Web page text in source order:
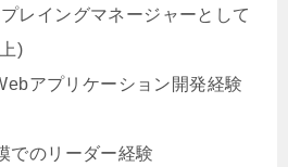
レイングマネージャーとして
)
アプリケーション開発経験
でのリーダー経験